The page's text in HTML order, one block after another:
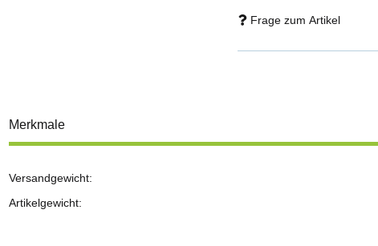
Frage zum Artikel
Merkmale
Versandgewicht:
Artikelgewicht: